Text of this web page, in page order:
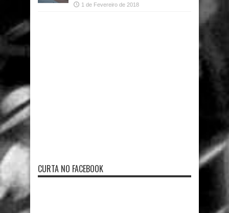
1 de Fevereiro de 2018
CURTA NO FACEBOOK